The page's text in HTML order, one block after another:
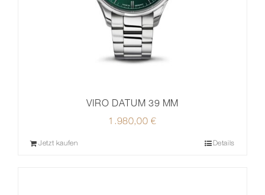
VIRO DATUM 39 MM
1.980,00€
Jetzt kaufen Details